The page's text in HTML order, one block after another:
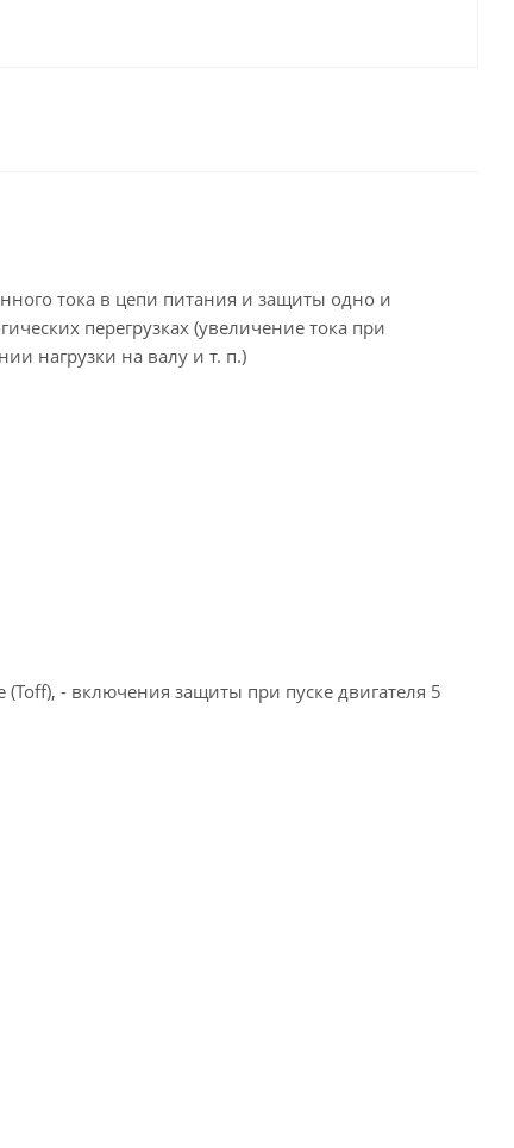
тока в цепи питания и защиты одно и
перегрузках (увеличение тока при
нагрузки на валу и т. п.)
- включения защиты при пуске двигателя 5